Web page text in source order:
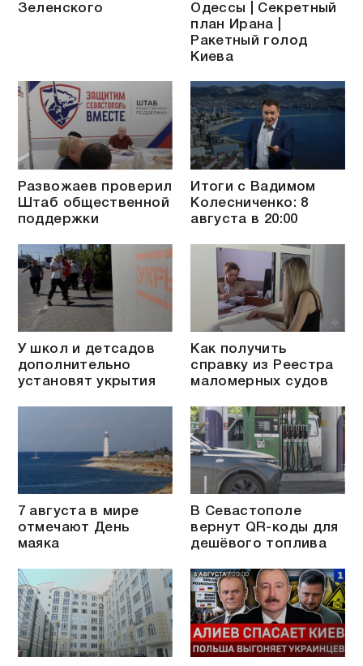
Зеленского
Одессы | Секретный
план Ирана |
Ракетный голод
Киева
Развожаев проверил
Штаб общественной
поддержки
Итоги с Вадимом
Колесниченко: 8
августа в 20:00
У школ и детсадов
дополнительно
установят укрытия
Как получить
справку из Реестра
маломерных судов
7 августа в мире
отмечают День
маяка
В Севастополе
вернут QR-коды для
дешёвого топлива